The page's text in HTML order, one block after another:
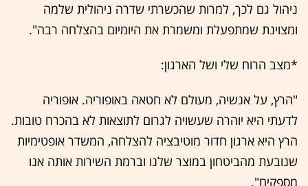
ניהול גם לכך, למרות שהכשרתי שדרה ניהולית שלמה
ומצוינת שמתפעלת ומשמרת את היומיום בהצלחה רבה".
*מצב הרוח שלי ושל הארגון:
"הרץ, על אנשיה, מעולם לא חטאה באופוריה. אופוריה
לדעתי היא יוהרה שעשויה לגרום לתוצאות לא בהכרח טובות.
הרץ היא ארגון חדור מוטיבציה להצלחה, המשדר אופטימיות
שנובעת מהביטחון במוצר שלנו וברמת השירות אותה אנו
מספקים".